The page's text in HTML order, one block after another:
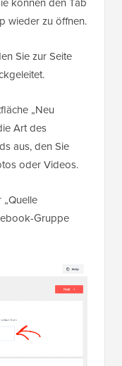
wieder zu öffnen.
Sie zur Seite
„Neu
Art des
aus, den Sie
oder Videos.
„Quelle
Gruppe